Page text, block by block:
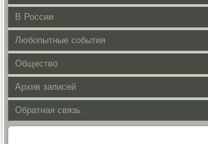
В России
Любопытные события
Общество
Архив записей
Обратная связь